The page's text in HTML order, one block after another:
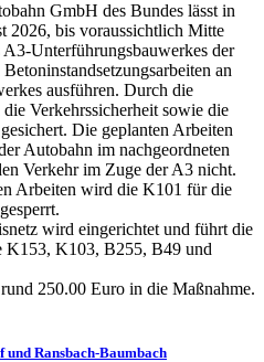
GmbH des Bundes lässt in
2026, bis voraussichtlich Mitte
Unterführungsbauwerkes der
an
ausführen. Durch die
Verkehrssicherheit sowie die
Die geplanten Arbeiten
Autobahn im nachgeordneten
Verkehr im Zuge der A3 nicht.
Arbeiten wird die K101 für die
wird eingerichtet und führt die
K153, K103, B255, B49 und
250.00 Euro in die Maßnahme.
Ransbach-Baumbach